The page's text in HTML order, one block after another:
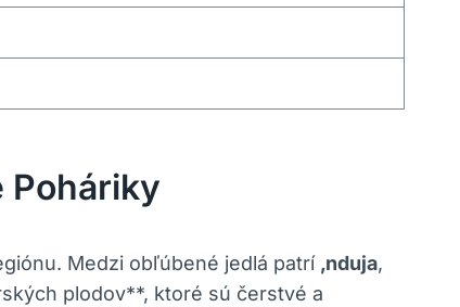
Poháriky
Medzi obľúbené jedlá patrí ‚nduja,
plodov**, ktoré sú čerstvé a